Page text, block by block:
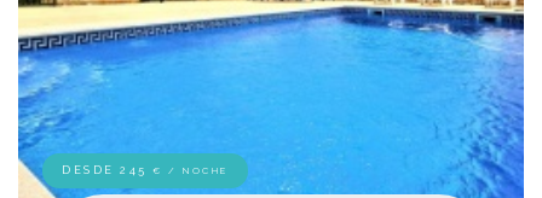
DESDE 245 € / NOCHE